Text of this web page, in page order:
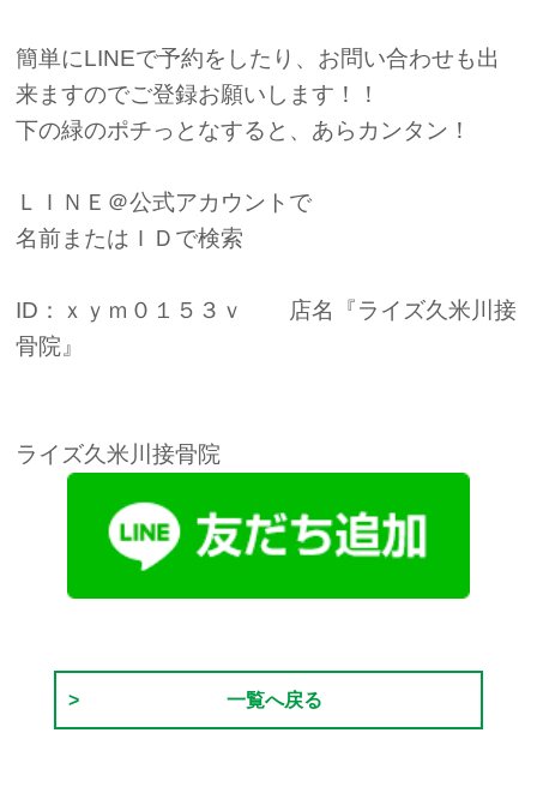
簡単にLINEで予約をしたり、お問い合わせも出
来ますのでご登録お願いします！！
下の緑のポチっとなすると、あらカンタン！
ＬＩＮＥ＠公式アカウントで
名前またはＩＤで検索
ID：ｘｙｍ０１５３ｖ 店名『ライズ久米川接
骨院』
ライズ久米川接骨院
一覧へ戻る